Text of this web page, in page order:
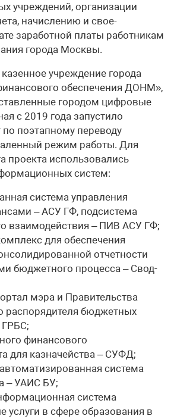
учреждений, организации
начислению и свое­
заработной платы работникам
города Москвы.
учреждение города
обеспечения ДОНМ»,
городом цифровые
с 2019 года запустило
поэтапному переводу
режим работы. Для
проекта использовались
систем:
система управления
– АСУ ГФ, подсистема
взаимодействия – ПИВ АСУ ГФ;
для обеспечения
отчетности
бюджетного процесса – Свод-
мэра и Правительства
распорядителя бюджетных
ГРБС;
финансового
для казначейства – СУФД;
система
– УАИС БУ;
система
услуги в сфере образования в